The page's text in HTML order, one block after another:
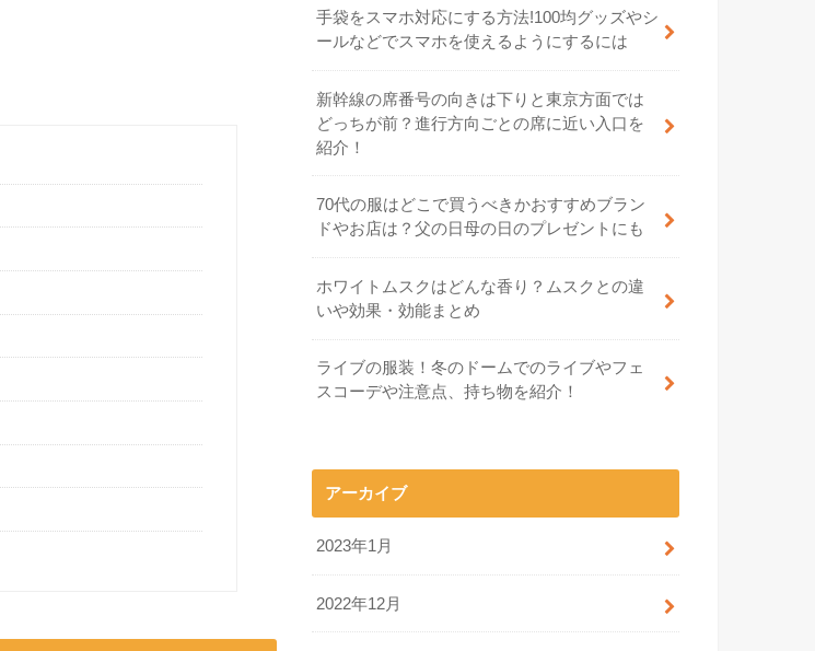
手袋をスマホ対応にする方法!100均グッズやシ
ールなどでスマホを使えるようにするには
新幹線の席番号の向きは下りと東京方面では
どっちが前？進行方向ごとの席に近い入口を
紹介！
70代の服はどこで買うべきかおすすめブラン
ドやお店は？父の日母の日のプレゼントにも
ホワイトムスクはどんな香り？ムスクとの違
いや効果・効能まとめ
ライブの服装！冬のドームでのライブやフェ
スコーデや注意点、持ち物を紹介！
アーカイブ
2023年1月
2022年12月